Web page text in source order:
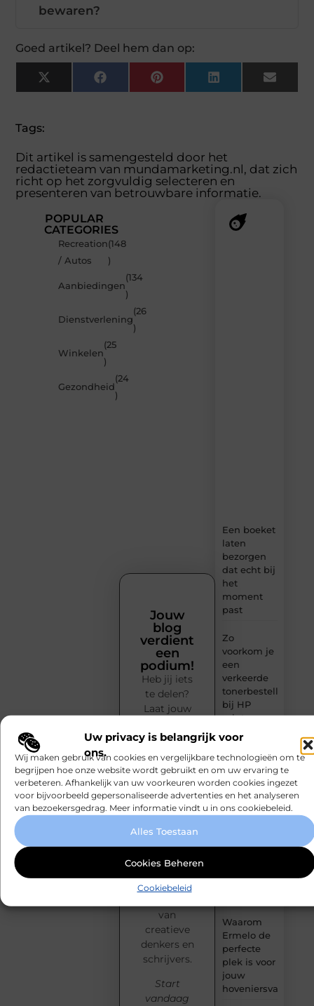
Uw privacy is belangrijk voor
ons.
Wij maken gebruik van cookies en vergelijkbare technologieën om te
begrijpen hoe onze website wordt gebruikt en om uw ervaring te
verbeteren. Afhankelijk van uw voorkeuren worden cookies ingezet
voor bijvoorbeeld gepersonaliseerde advertenties en het analyseren
van bezoekersgedrag. Meer informatie vindt u in ons cookiebeleid.
Alles Toestaan
Cookies Beheren
Cookiebeleid
bewaren?
Goed artikel? Deel hem dan op:
X
(Twitter)
FacebookPinterestLinkedInEmail
Tags:
Dit artikel is samengesteld door het
redactieteam van mundamarketing.nl, dat zich
richt op het zorgvuldig selecteren en
presenteren van betrouwbare informatie.
POPULAR
CATEGORIES
Recreation
/ Autos
(148
)
Aanbiedingen
(134
)
Dienstverlening
(26
)
Winkelen
(25
)
Gezondheid
(24
)
Een boeket
laten
bezorgen
dat echt bij
het
moment
past
Zo
voorkom je
een
verkeerde
tonerbestelling
bij HP
printers
sokken
met
maximaal
comfort
voor een
Waarom
Ermelo de
perfecte
plek is voor
jouw
Jouw
blog
verdient
een
podium!
Heb jij iets
te delen?
Laat jouw
op
MundaMarketing.nl.
Publiceer
moeiteloos
je blogs,
inspireer
een breed
bij een
groeiende
van
creatieve
denkers en
schrijvers.
Start
vandaag